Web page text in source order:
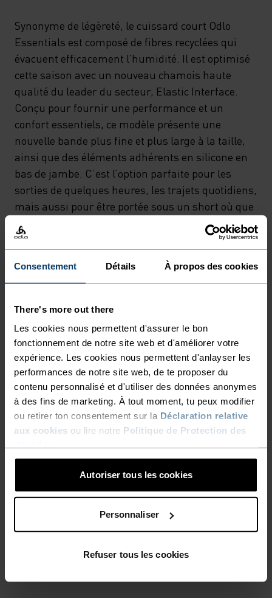
Consentement Détails À propos des cookies
There's more out there
Les cookies nous permettent d'assurer le bon
fonctionnement de notre site web et d'améliorer votre
expérience. Les cookies nous permettent d'anlayser les
performances de notre site web, de te proposer du
contenu personnalisé et d'utiliser des données anonymes
à des fins de marketing. À tout moment, tu peux modifier
ou retirer ton consentement sur la Déclaration relative
aux cookies ou lire notre Politique de Protection des
Autoriser tous les cookies
Personnaliser
Refuser tous les cookies
Synonyme de légèreté, le cuissard court Odlo
Essentials est composé de fibres recyclées qui
évacuent efficacement l’humidité. Il est optimisé
cette saison avec un nouveau chamois haute
qualité du leader du secteur, Elastic Interface.
Conçu pour fournir une performance et un
confort essentiels, ce modèle présente une
nouvelle bande plus fine et plus large à la taille,
ainsi que des éléments adhérents en silicone en
bas de jambe. C’est l’option parfaite pour les
sorties de quelques heures, les trajets quotidiens,
mais aussi pour être portée sous un short où que
tes aventures te mènent. Confort suprême.
Performance rationnelle. Il ne reste plus qu’à
DES ÉCHAPPÉES AU-DELÀ
DES SAISONS.
Vêtements de cyclisme conçus pour le confort.
Inspirés par la route, toutes les routes.
NIVEAU D'ACTIVITÉ
MODÉRÉ
TYPE D’ACTIVITÉ